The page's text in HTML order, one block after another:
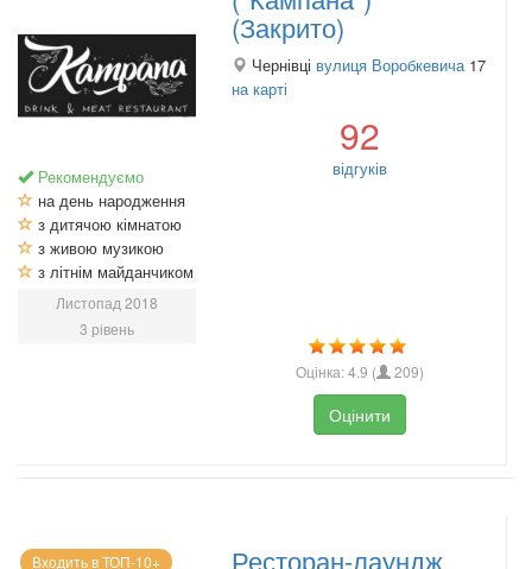
Рекомендуємо
на день народження
з дитячою кімнатою
з живою музикою
з літнім майданчиком
Листопад 2018
3 рівень
(Закрито)
Чернівці вулиця Воробкевича 17
на карті
92
відгуків
Оцінка:4.9 ( 209)
Оцінити
Входить в ТОП-10+ Ресторан-лаундж